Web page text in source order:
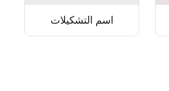
اسم التشكيلات